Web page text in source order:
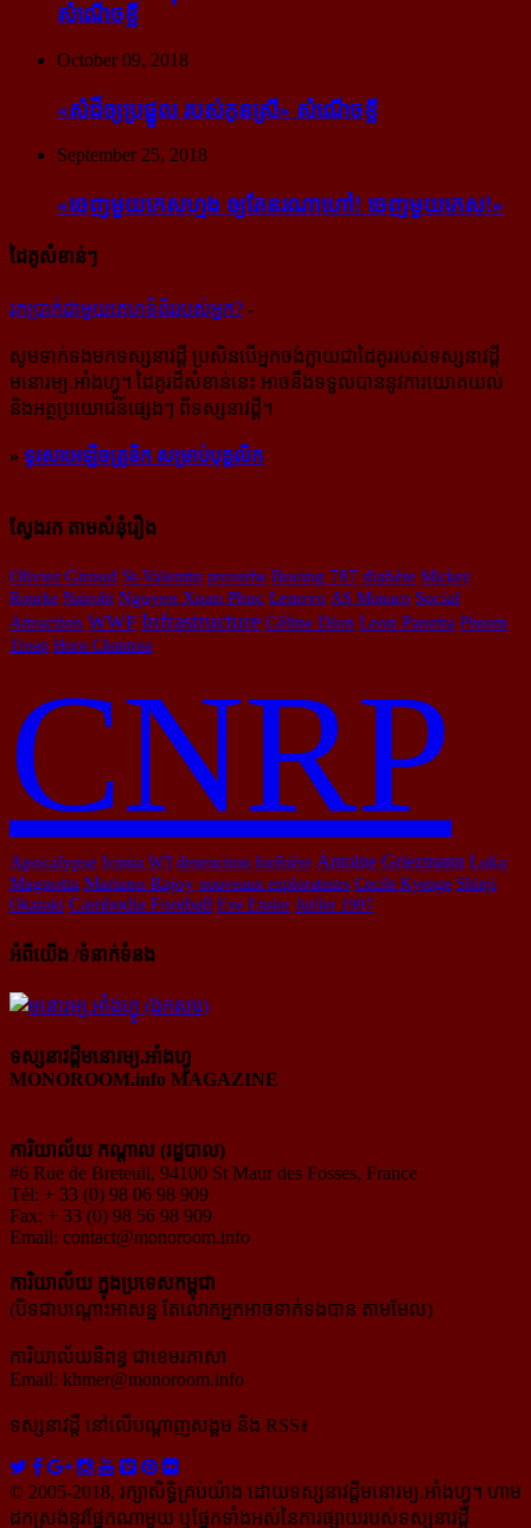
សំណើចខ្លី
October 09, 2018
«សំដី​ឲ្យ​ប្រផ្នូល របស់​កូនស្រី» សំណើចខ្លី
September 25, 2018
«ចេញ​មួយ​កេស​ហ្មង ឲ្យ​តែ​នរណា​ហៅ! ចេញ​មួយ​កេស!»
ដៃគូសំខាន់ៗ
រក​​ប្រាក់​​ជា​​មួយ​​គេហទំព័រ​​របស់​​អ្នក? -
សូម​ទាក់ទង​មក​ទស្សនាវដ្ដី ប្រសិន​បើ​អ្នក​ចង់​ក្លាយ​ជា​ដៃគូរ​របស់​ទស្សនាវដ្ដី​
មនោរម្យ.អាំងហ្វូ។ ដៃ​គូរ​ដ៏​សំខាន់​នេះ អាច​នឹង​ទទួល​បាន​នូវ​ការ​យោគយល់
និង​អត្ថ​ប្រយោជន៍​ផ្សេងៗ ពីទស្សនាវដ្ដី។
» ទូរសាអេឡិចត្រូនិក សម្រាប់បុគ្គលិក
ស្វែងរក តាមសំនុំរឿង
Olivier Giroud St-Valentin proverbe Boeing 787 diabète Mickey
Rourke Nairobi Nguyen Xuan Phuc Lenovo AS Monaco Social
Attraction WWF Infrastructure Céline Dion Leon Panetta Phnom
Troap Horn Chantrea
CNRP
Apocalypse Iconia W3 destruction forêtière Antoine Griezmann Luka
Magnotta Mariano Rajoy nouveaux explorateurs Cecile Kyenge Shinji
Okazaki Cambodia Football Eve Ensler Juillet 1997
អំពីយើង /ទំនាក់ទំនង
ទស្សនាវដ្ដីមនោរម្យ.អាំងហ្វូ
MONOROOM.info MAGAZINE
ការិយាល័យ កណ្ដាល (រដ្ឋបាល)
#6 Rue de Breteuil, 94100 St Maur des Fosses, France
Tél: + 33 (0) 98 06 98 909
Fax: + 33 (0) 98 56 98 909
Email: contact@monoroom.info
ការិយាល័យ ក្នុង​ប្រទេស​កម្ពុជា
(បិទជាបណ្ដោះអាសន្ន តែលោកអ្នកអាចទាក់ទងបាន តាមមែល)
ការិយាល័យនិពន្ធ ជាខេមរភាសា
Email: khmer@monoroom.info
ទស្សនាវដ្ដី​ នៅលើបណ្ដាញសង្គម និង RSS៖
© 2005-2018, រក្សាសិទ្ធិគ្រប់យ៉ាង ដោយទស្សនាវដ្ដី​មនោរម្យ.អាំងហ្វូ។ ហាម​
ដក​ស្រង់​នូវ​ផ្នែក​ណា​មួយ​ ឬ​ផ្នែក​ទាំង​អស់​នៃ​ការ​ផ្សាយ​របស់​ទស្សនាវដ្ដី​​